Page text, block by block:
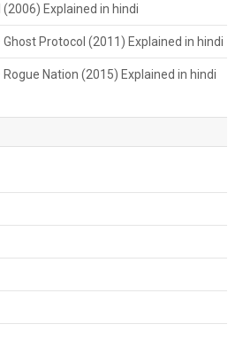
(2006) Explained in hindi
Protocol (2011) Explained in hindi
Nation (2015) Explained in hindi